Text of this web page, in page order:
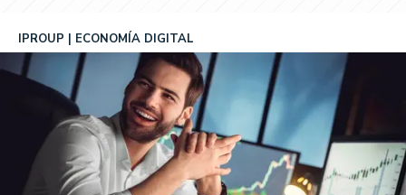
IPROUP ECONOMÍA DIGITAL